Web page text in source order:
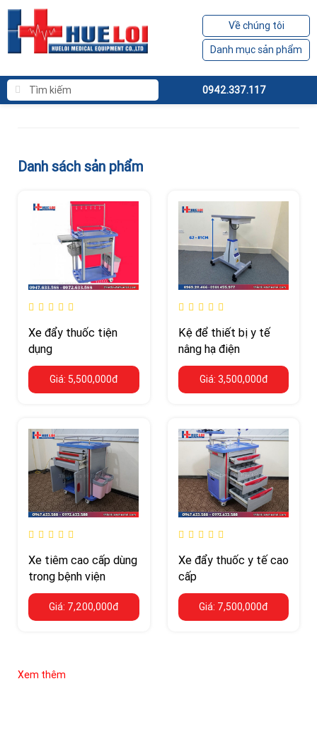
Về chúng tôi
Danh mục sản phẩm
0942.337.117
Danh sách sản phẩm
Xe đẩy thuốc tiện
dụng
Giá: 5,500,000đ
Kệ để thiết bị y tế
nâng hạ điện
Giá: 3,500,000đ
Xe tiêm cao cấp dùng
trong bệnh viện
Giá: 7,200,000đ
Xe đẩy thuốc y tế cao
cấp
Giá: 7,500,000đ
Xem thêm